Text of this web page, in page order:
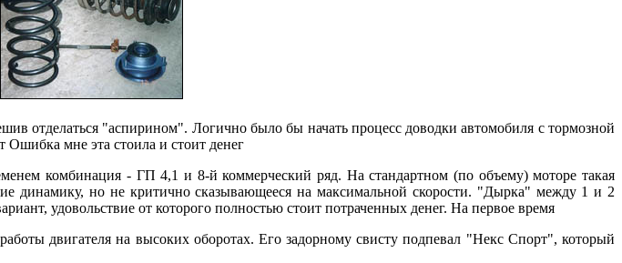
отделаться "аспирином". Логично было бы начать процесс доводки автомобиля с тормозной
Ошибка мне эта стоила и стоит денег
комбинация - ГП 4,1 и 8-й коммерческий ряд. На стандартном (по объему) моторе такая
динамику, но не критично сказывающееся на максимальной скорости. "Дырка" между 1 и 2
удовольствие от которого полностью стоит потраченных денег. На первое время
двигателя на высоких оборотах. Его задорному свисту подпевал "Некс Спорт", который